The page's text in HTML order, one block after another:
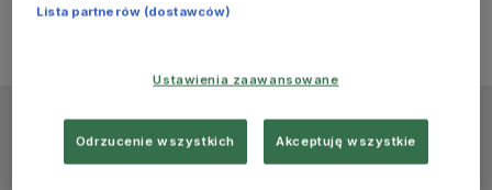
Lista partnerów (dostawców)
Ustawienia zaawansowane
Odrzucenie wszystkich Akceptuję wszystkie